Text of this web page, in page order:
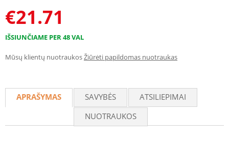
€21.71
IŠSIUNČIAME PER 48 VAL
Mūsų klientų nuotraukosŽiūrėti papildomas nuotraukas
APRAŠYMAS SAVYBĖS
ATSILIEPIMAI
NUOTRAUKOS